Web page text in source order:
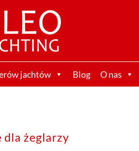
jachtów Blog O nas
żeglarzy